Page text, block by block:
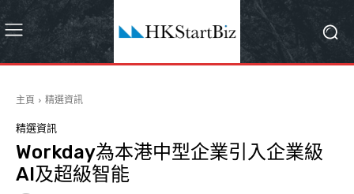
主頁 精選資訊
精選資訊
Workday為本港中型企業引入企業級
AI及超級智能